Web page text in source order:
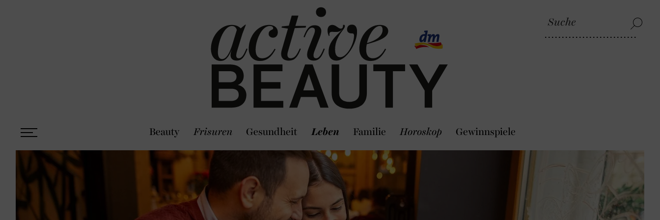
Beauty Frisuren Gesundheit Leben Familie Horoskop Gewinnspiele